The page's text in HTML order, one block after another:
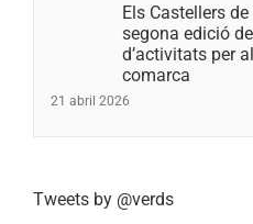
Els Castellers
segona edició
d’activitats per
comarca
21 abril 2026
Tweets by @verds